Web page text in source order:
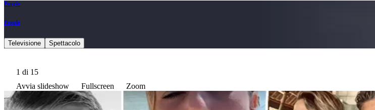
People
People
Televisione Spettacolo
1 di 15
Avvia slideshow
Fullscreen Zoom